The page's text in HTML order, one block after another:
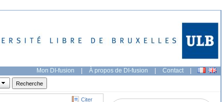
Mon DI-fusion | À propos de DI-fusion | Contact |
Citer